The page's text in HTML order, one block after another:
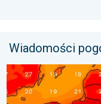
Wiadomości
Silny upał i burzowe